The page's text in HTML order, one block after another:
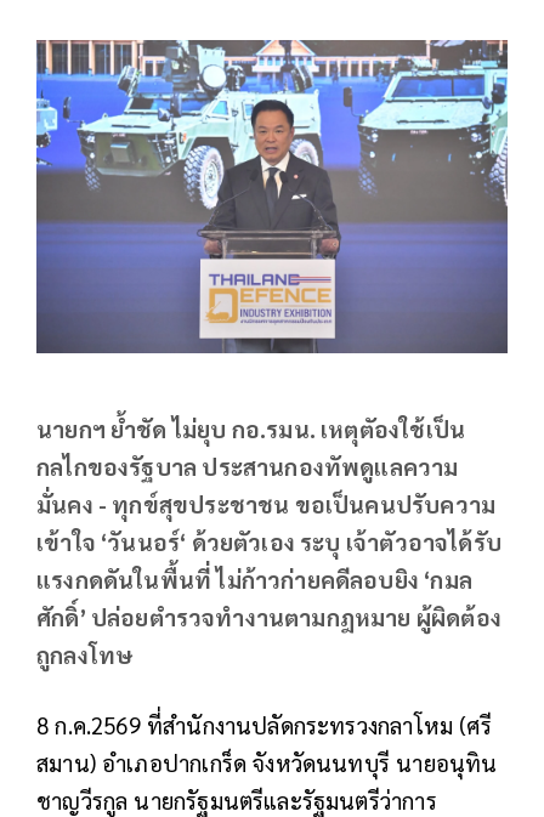
นายกฯ ย้ำชัด ไม่ยุบ กอ.รมน. เหตุตัองใช้เป็น
กลไกของรัฐบาล ประสานกองทัพดูแลความ
มั่นคง - ทุกข์สุขประชาชน ขอเป็นคนปรับความ
เข้าใจ ‘วันนอร์‘ ด้วยตัวเอง ระบุ เจ้าตัวอาจได้รับ
แรงกดดันในพื้นที่ ไม่ก้าวก่ายคดีลอบยิง ‘กมล
ศักดิ์’ ปล่อยตำรวจทำงานตามกฎหมาย ผู้ผิดต้อง
ถูกลงโทษ
8 ก.ค.2569 ที่สำนักงานปลัดกระทรวงกลาโหม (ศรี
สมาน) อำเภอปากเกร็ด จังหวัดนนทบุรี นายอนุทิน
ชาญวีรกูล นายกรัฐมนตรีและรัฐมนตรีว่าการ